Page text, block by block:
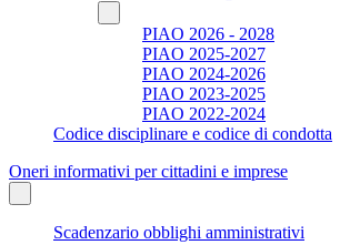
PIAO 2026 - 2028
PIAO 2025-2027
PIAO 2024-2026
PIAO 2023-2025
PIAO 2022-2024
Codice disciplinare e codice di condotta
Oneri informativi per cittadini e imprese
Scadenzario obblighi amministrativi